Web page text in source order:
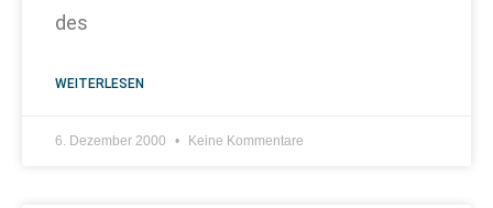
des
WEITERLESEN
6. Dezember 2000 Keine Kommentare